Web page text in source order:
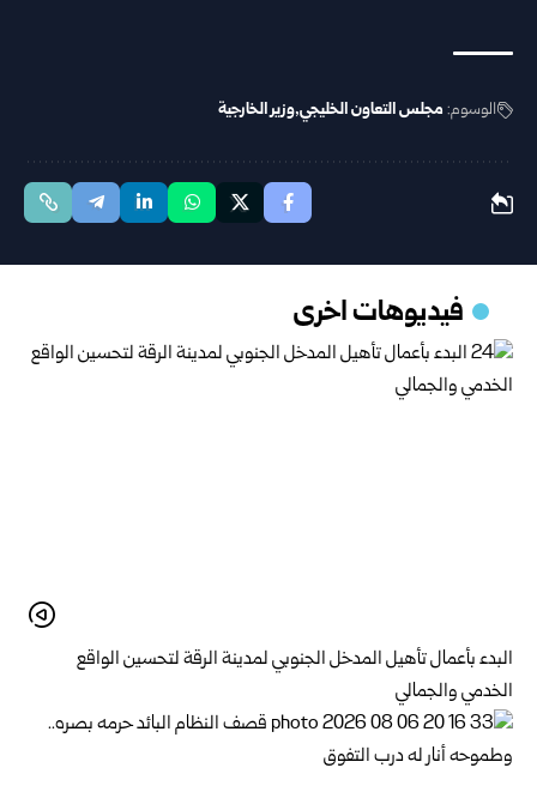
الوسوم: مجلس التعاون الخليجي وزير الخارجية
فيديوهات اخرى
البدء بأعمال تأهيل المدخل الجنوبي لمدينة الرقة لتحسين الواقع
الخدمي والجمالي